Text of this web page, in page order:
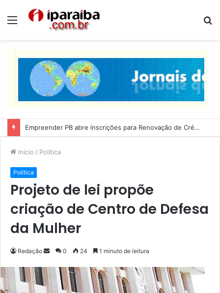
Menu
Lucas Ribeiro inspeciona obras da última etapa do Centro de Convenções
Início / Política
Política
Projeto de lei propõe
criação de Centro de Defesa
da Mulher
Redação 0 24 1 minuto de leitura